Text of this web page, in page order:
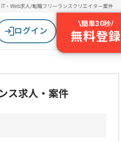
IT・Web求人/転職フリーランスクリエイター案件
ログイン
\簡単30秒/
無料登録
ス求人・案件